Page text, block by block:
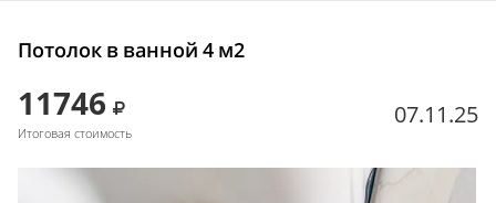
Потолок в ванной 4 м2
11746
Итоговая стоимость
07.11.25